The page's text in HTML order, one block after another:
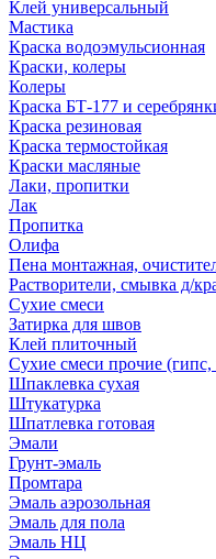
Клей универсальный
Мастика
Краска водоэмульсионная
Краски, колеры
Колеры
Краска БТ-177 и
Краска резиновая
Краска термостойкая
Краски масляные
Лаки, пропитки
Лак
Пропитка
Олифа
Пена монтажная,
Растворители, смывка д/
Сухие смеси
Затирка для швов
Клей плиточный
Сухие смеси прочие (гипс,
Шпаклевка сухая
Штукатурка
Шпатлевка готовая
Эмали
Грунт-эмаль
Промтара
Эмаль аэрозольная
Эмаль для пола
Эмаль НЦ